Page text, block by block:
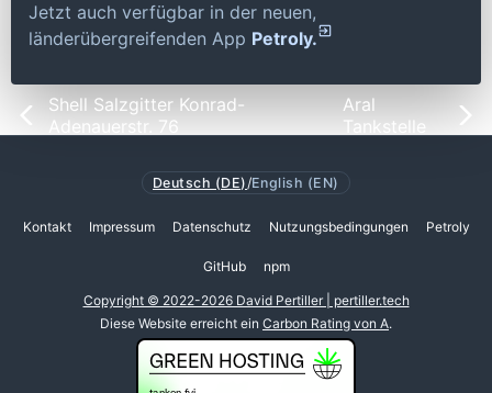
Jetzt auch verfügbar in der neuen,
länderübergreifenden App Petroly.
Shell Salzgitter Konrad-
Adenauerstr. 76
Aral
Tankstelle
Deutsch (DE) /English (EN)
Kontakt Impressum Datenschutz Nutzungsbedingungen Petroly
GitHub npm
Copyright © 2022-2026 David Pertiller | pertiller.tech
Diese Website erreicht ein Carbon Rating von A.